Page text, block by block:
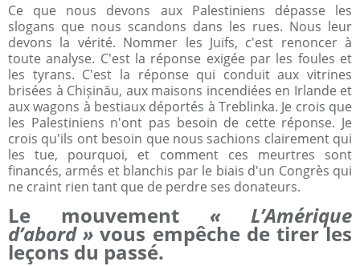
Ce que nous devons aux Palestiniens dépasse les
slogans que nous scandons dans les rues. Nous leur
devons la vérité. Nommer les Juifs, c'est renoncer à
toute analyse. C'est la réponse exigée par les foules et
les tyrans. C'est la réponse qui conduit aux vitrines
brisées à Chișinău, aux maisons incendiées en Irlande et
aux wagons à bestiaux déportés à Treblinka. Je crois que
les Palestiniens n'ont pas besoin de cette réponse. Je
crois qu'ils ont besoin que nous sachions clairement qui
les tue, pourquoi, et comment ces meurtres sont
financés, armés et blanchis par le biais d'un Congrès qui
ne craint rien tant que de perdre ses donateurs.
Le mouvement « L’Amérique
d’abord » vous empêche de tirer les
leçons du passé.